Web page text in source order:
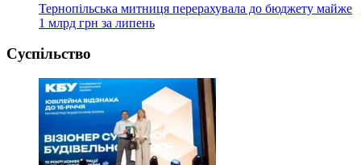
Тернопільська митниця перерахувала до бюджету майже
1 млрд грн за липень
Суспільство